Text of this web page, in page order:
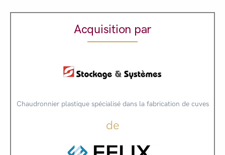
Acquisition par
Chaudronnier plastique spécialisé dans la fabrication de cuves
de